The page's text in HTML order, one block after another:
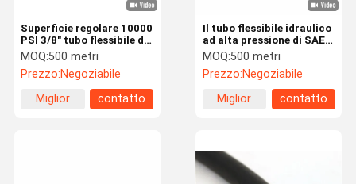
Il tubo flessibile idraulico
ad alta pressione di SAE
100 R1AT, cavo ha
intrecciato il tubo di
gomma
MOQ:500 metri
Prezzo:Negoziabile
Miglior
contatto
Superficie regolare 10000
PSI 3/8" tubo flessibile di
martinetto idraulico per
il sistema Propping
MOQ:500 metri
Prezzo:Negoziabile
Miglior
contatto